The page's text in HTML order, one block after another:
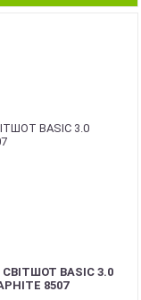
СВІТШОТ BASIC 3.0
8507